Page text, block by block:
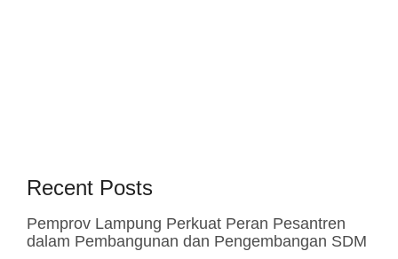
Recent Posts
Pemprov Lampung Perkuat Peran Pesantren
dalam Pembangunan dan Pengembangan SDM